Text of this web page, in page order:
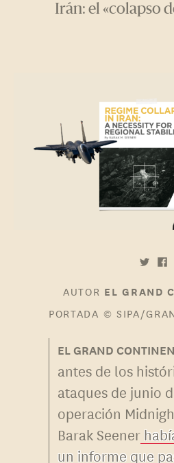
Irán: el «colapso
AUTOR EL GRAND
PORTADA © SIPA/
antes de los
ataques de junio
operación
Barak Seener
un informe que